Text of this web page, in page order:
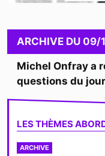
ARCHIVE DU 09/
Michel Onfray a
questions du
LES THÈMES
ARCHIVE